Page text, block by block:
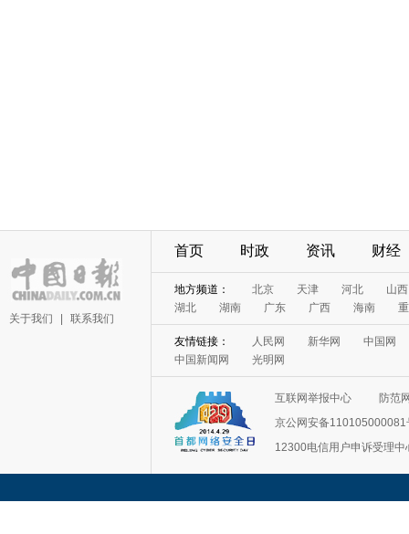
关于我们 联系我们
首页 时政 资讯 财经
地方频道： 北京 天津 河北
山西
湖北
湖南 广东 广西 海南
友情链接： 人民网 新华网
中国网
中国新闻网
光明网
互联网举报中心
防范
京公网安备110105000081
12300电信用户申诉受理中